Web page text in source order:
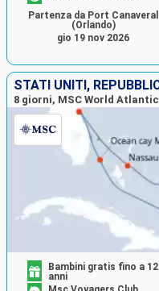
Partenza da Port Canaveral
(Orlando)
gio 19 nov 2026
8 giorni, MSC World Atlantic
Bambini gratis fino a 12
anni